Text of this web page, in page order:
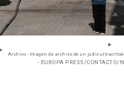
Archivo - Imagen de archivo de un judío
- EUROPA PRESS/CONTACTO/